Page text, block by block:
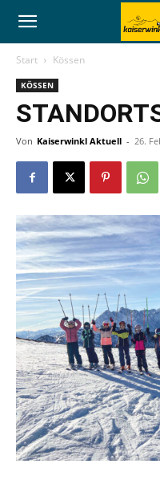
Start Kössen
KÖSSEN
Von Kaiserwinkl Aktuell - 26.